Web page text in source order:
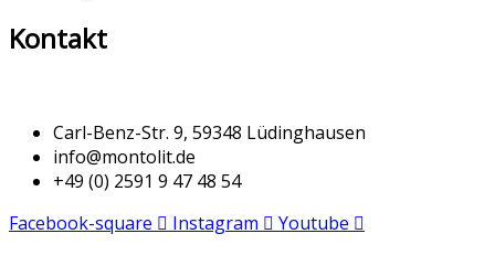
Kontakt
Carl-Benz-Str. 9, 59348 Lüdinghausen
info@montolit.de
+49 (0) 2591 9 47 48 54
Facebook-square
Instagram Youtube